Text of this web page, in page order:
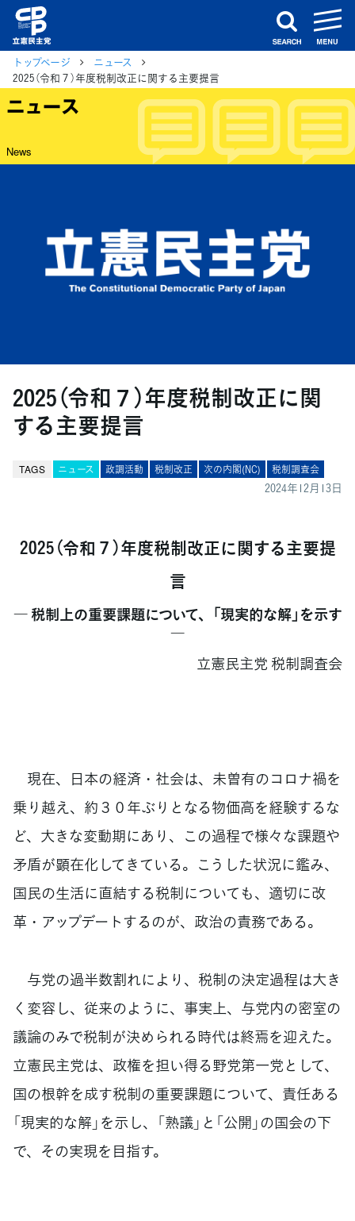
search
トップページ
ニュース
2025（令和７）年度税制改正に関する主要提言
ニュース
News
2025（令和７）年度税制改正に関
する主要提言
TAGS ニュース 政調活動 税制改正 次の内閣(NC) 税制調査会
2024年12月13日
2025（令和７）年度税制改正に関する主要提
言
― 税制上の重要課題について、「現実的な解」を示す
―
立憲民主党 税制調査会
現在、日本の経済・社会は、未曽有のコロナ禍を
乗り越え、約３０年ぶりとなる物価高を経験するな
ど、大きな変動期にあり、この過程で様々な課題や
矛盾が顕在化してきている。こうした状況に鑑み、
国民の生活に直結する税制についても、適切に改
革・アップデートするのが、政治の責務である。
与党の過半数割れにより、税制の決定過程は大き
く変容し、従来のように、事実上、与党内の密室の
議論のみで税制が決められる時代は終焉を迎えた。
立憲民主党は、政権を担い得る野党第一党として、
国の根幹を成す税制の重要課題について、責任ある
「現実的な解」を示し、「熟議」と「公開」の国会の下
で、その実現を目指す。